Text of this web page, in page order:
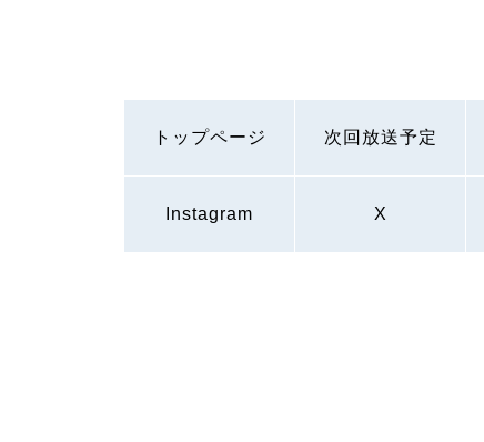
トップページ 次回放送予定
Instagram X